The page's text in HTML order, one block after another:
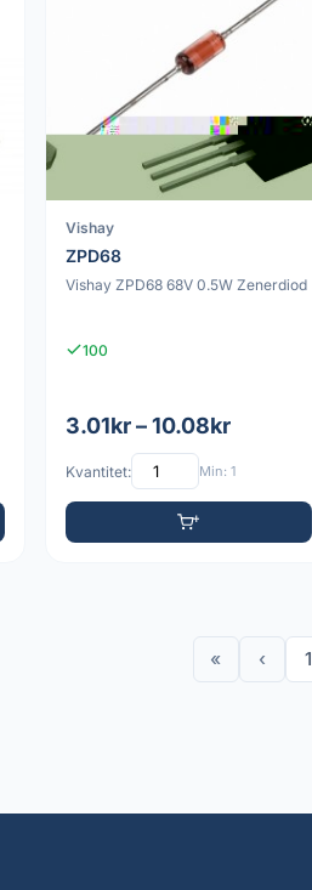
Vishay
ZPD68
Vishay ZPD68 68V 0.5W Zenerdiod
100
3.01kr – 10.08kr
Kvantitet: Min: 1
« ‹ 1